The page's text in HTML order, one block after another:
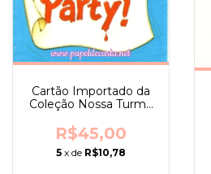
Cartão Importado da
Coleção Nossa Turma
nº 10 - RARO
R$45,00
5 x de R$10,78